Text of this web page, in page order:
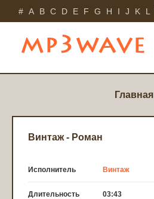
# A B C D E F G H I J K L
Главная
Винтаж - Роман
Исполнитель Винтаж
Длительность 03:43